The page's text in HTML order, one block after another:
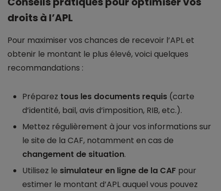
droits à l’APL
Pour maximiser vos chances de recevoir l’APL et
obtenir le montant le plus élevé, voici quelques
recommandations :
Préparez tous les documents requis (carte
d’identité, bail, avis d’imposition, RIB, etc.).
Mettez régulièrement à jour vos informations sur
le site de la CAF, notamment en cas de
changement de situation.
Utilisez le simulateur en ligne de la CAF pour
estimer le montant d’APL auquel vous pouvez